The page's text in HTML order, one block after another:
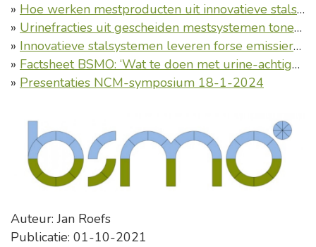
» Hoe werken mestproducten uit innovatieve stalsystemen op gras- en bouwland?
» Urinefracties uit gescheiden mestsystemen tonen wisselende stikstofwerking
» Innovatieve stalsystemen leveren forse emissiereducties op, maar vergroten kosten voor veehouders
» Factsheet BSMO: ‘Wat te doen met urine-achtige producten?’
» Presentaties NCM-symposium 18-1-2024
Auteur: Jan Roefs
Publicatie: 01-10-2021